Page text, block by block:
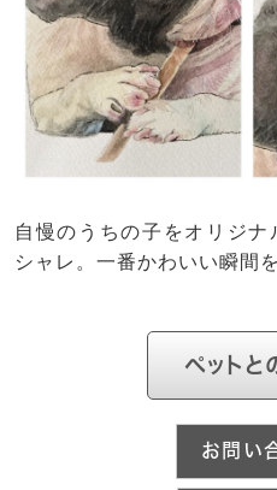
自慢のうちの子をオリジ
シャレ。一番かわいい瞬間
ペットと
お問い